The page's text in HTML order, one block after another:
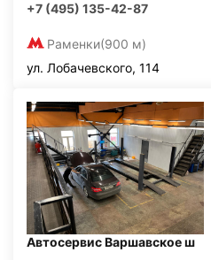
+7 (495) 135-42-87
Раменки(900 м)
ул. Лобачевского, 114
Автосервис Варшавское ш